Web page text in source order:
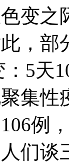
色变
，部
5天
集性
例
们谈